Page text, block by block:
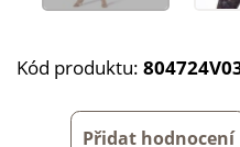
Kód produktu:
Přidat hodnocení